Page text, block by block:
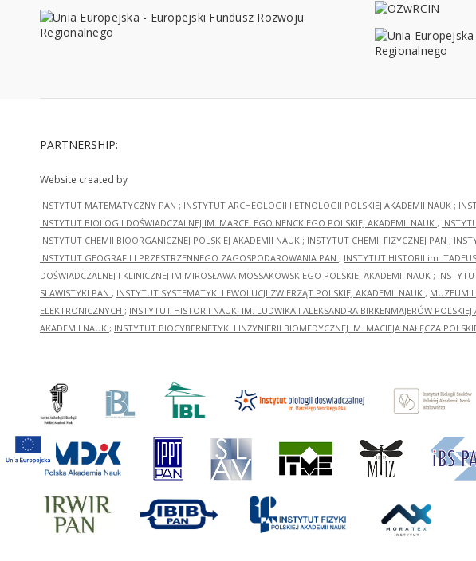
PARTNERSHIP:
Website created by
INSTYTUT MATEMATYCZNY PAN ; INSTYTUT ARCHEOLOGII I ETNOLOGII POLSKIEJ AKADEMII NAUK ;
INSTYTUT BIOLOGII DOŚWIADCZALNEJ IM. MARCELEGO NENCKIEGO POLSKIEJ AKADEMII NAUK ;
INSTYTUT CHEMII BIOORGANICZNEJ POLSKIEJ AKADEMII NAUK ; INSTYTUT CHEMII FIZYCZNEJ PAN ;
INSTYTUT GEOGRAFII I PRZESTRZENNEGO ZAGOSPODAROWANIA PAN ; INSTYTUT HISTORII im.
DOŚWIADCZALNEJ I KLINICZNEJ IM.MIROSŁAWA MOSSAKOWSKIEGO POLSKIEJ AKADEMII NAUK ;
SLAWISTYKI PAN ; INSTYTUT SYSTEMATYKI I EWOLUCJI ZWIERZĄT POLSKIEJ AKADEMII NAUK ; MUZEUM I
ELEKTRONICZNYCH ; INSTYTUT HISTORII NAUKI IM. LUDWIKA I ALEKSANDRA BIRKENMAJERÓW
AKADEMII NAUK ; INSTYTUT BIOCYBERNETYKI I INŻYNIERII BIOMEDYCZNEJ IM. MACIEJA NAŁĘCZA